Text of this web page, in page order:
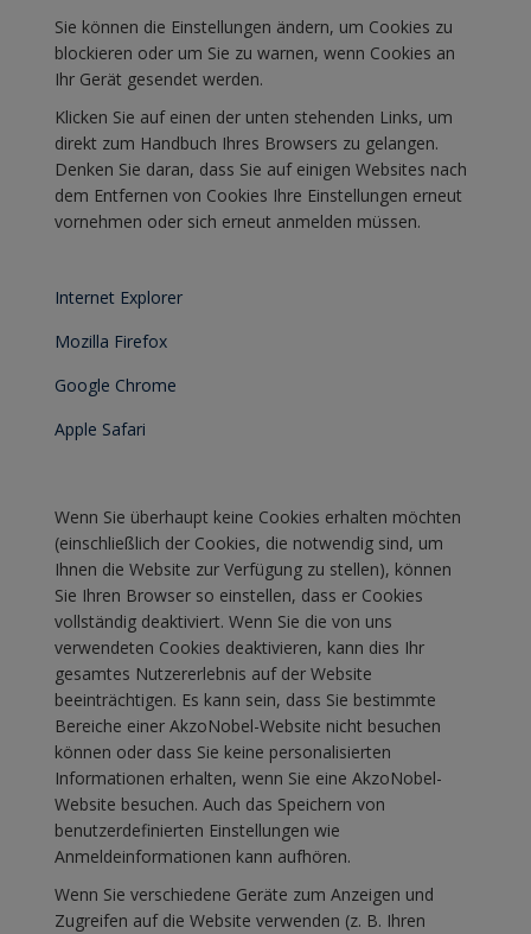
Sie können die Einstellungen ändern, um Cookies zu
blockieren oder um Sie zu warnen, wenn Cookies an
Ihr Gerät gesendet werden.
Klicken Sie auf einen der unten stehenden Links, um
direkt zum Handbuch Ihres Browsers zu gelangen.
Denken Sie daran, dass Sie auf einigen Websites nach
dem Entfernen von Cookies Ihre Einstellungen erneut
vornehmen oder sich erneut anmelden müssen.
Internet Explorer
Mozilla Firefox
Google Chrome
Apple Safari
Wenn Sie überhaupt keine Cookies erhalten möchten
(einschließlich der Cookies, die notwendig sind, um
Ihnen die Website zur Verfügung zu stellen), können
Sie Ihren Browser so einstellen, dass er Cookies
vollständig deaktiviert. Wenn Sie die von uns
verwendeten Cookies deaktivieren, kann dies Ihr
gesamtes Nutzererlebnis auf der Website
beeinträchtigen. Es kann sein, dass Sie bestimmte
Bereiche einer AkzoNobel-Website nicht besuchen
können oder dass Sie keine personalisierten
Informationen erhalten, wenn Sie eine AkzoNobel-
Website besuchen. Auch das Speichern von
benutzerdefinierten Einstellungen wie
Anmeldeinformationen kann aufhören.
Wenn Sie verschiedene Geräte zum Anzeigen und
Zugreifen auf die Website verwenden (z. B. Ihren